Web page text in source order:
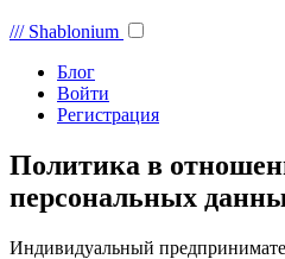
/// Shablonium
Блог
Войти
Регистрация
Политика в
персональных
Индивидуальный